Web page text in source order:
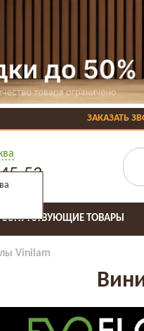
ЗАКАЗАТЬ
53
СОПУТСТВУЮЩИЕ ТОВАРЫ
Vinilam